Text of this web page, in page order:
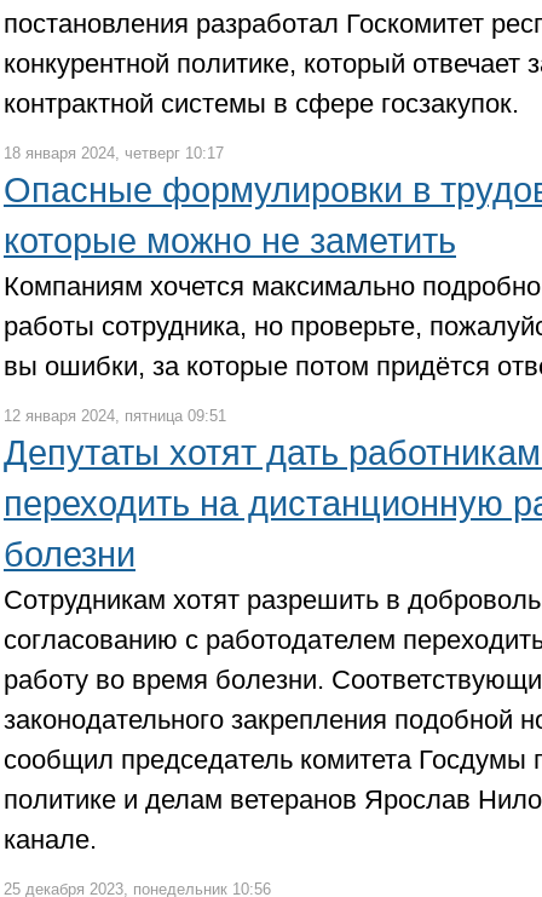
постановления разработал Госкомитет
конкурентной политике, который отвечает
контрактной системы в сфере госзакупок.
18 января 2024, четверг 10:17
Опасные формулировки в
которые можно не заметить
Компаниям хочется максимально
работы сотрудника, но проверьте,
вы ошибки, за которые потом придётся
12 января 2024, пятница 09:51
Депутаты хотят дать
переходить на дистанционную
болезни
Сотрудникам хотят разрешить в
согласованию с работодателем
работу во время болезни.
законодательного закрепления подобной
сообщил председатель комитета Госдумы
политике и делам ветеранов Ярослав
канале.
25 декабря 2023, понедельник 10:56